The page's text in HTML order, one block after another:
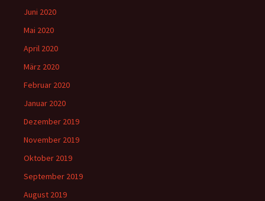
Juni 2020
Mai 2020
April 2020
März 2020
Februar 2020
Januar 2020
Dezember 2019
November 2019
Oktober 2019
September 2019
August 2019